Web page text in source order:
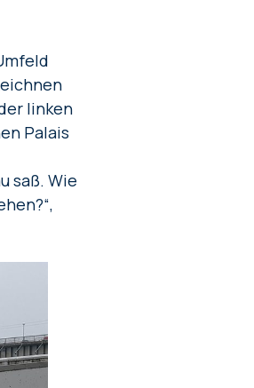
linken
Palais
saß. Wie